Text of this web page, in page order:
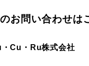
お問い合わせは
・Cu・Ru株式会社